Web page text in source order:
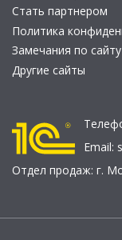
Стать партнером
Политика
Замечания по сайту
Другие сайты
Email:
Отдел продаж: г.